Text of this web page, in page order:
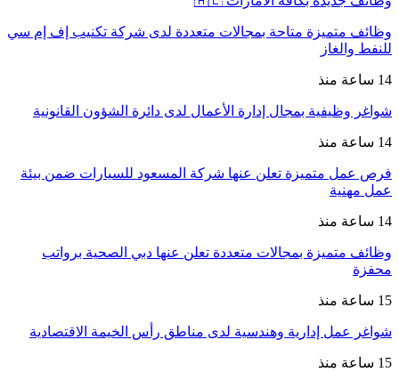
وظائف متميزة متاحة بمجالات متعددة لدى شركة تكنيب إف إم سي
للنفط والغاز
14 ساعة منذ
شواغر وظيفية بمجال إدارة الأعمال لدى دائرة الشؤون القانونية
14 ساعة منذ
فرص عمل متميزة تعلن عنها شركة المسعود للسيارات ضمن بيئة
عمل مهنية
14 ساعة منذ
وظائف متميزة بمجالات متعددة تعلن عنها دبي الصحية برواتب
محفزة
15 ساعة منذ
شواغر عمل إدارية وهندسية لدى مناطق رأس الخيمة الاقتصادية
15 ساعة منذ